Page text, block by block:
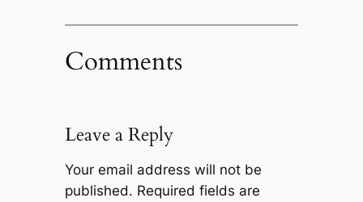
Comments
Leave a Reply
Your email address will not be
published. Required fields are